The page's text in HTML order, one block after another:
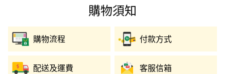
購物須知
購物流程 付款方式
配送及運費 客服信箱